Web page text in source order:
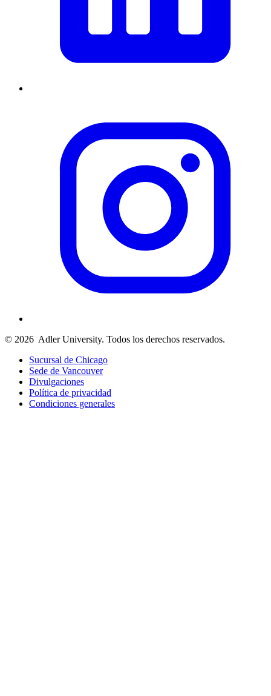
© 2026 Adler University. Todos los derechos reservados.
Sucursal de Chicago
Sede de Vancouver
Divulgaciones
Política de privacidad
Condiciones generales